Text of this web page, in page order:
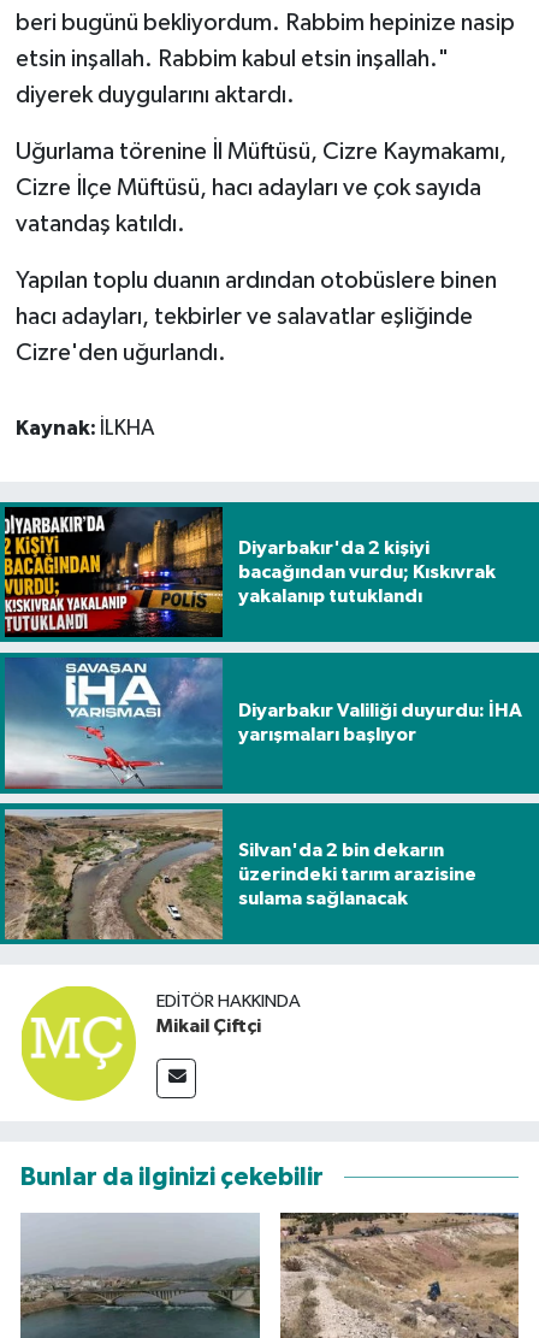
beri bugünü bekliyordum. Rabbim hepinize nasip
etsin inşallah. Rabbim kabul etsin inşallah."
diyerek duygularını aktardı.
Uğurlama törenine İl Müftüsü, Cizre Kaymakamı,
Cizre İlçe Müftüsü, hacı adayları ve çok sayıda
vatandaş katıldı.
Yapılan toplu duanın ardından otobüslere binen
hacı adayları, tekbirler ve salavatlar eşliğinde
Cizre'den uğurlandı.
Kaynak: İLKHA
Diyarbakır'da 2 kişiyi
bacağından vurdu; Kıskıvrak
yakalanıp tutuklandı
Diyarbakır Valiliği duyurdu: İHA
yarışmaları başlıyor
Silvan'da 2 bin dekarın
üzerindeki tarım arazisine
sulama sağlanacak
EDITÖR HAKKINDA
Mikail Çiftçi
Bunlar da ilginizi çekebilir